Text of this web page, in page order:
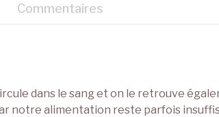
Commentaires
dans le sang et on le retrouve
notre alimentation reste parfois